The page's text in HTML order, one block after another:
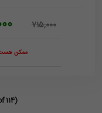
715,000
ممکن هست
114)